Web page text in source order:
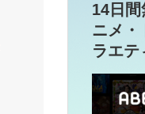
14日
ニメ・
ラエテ